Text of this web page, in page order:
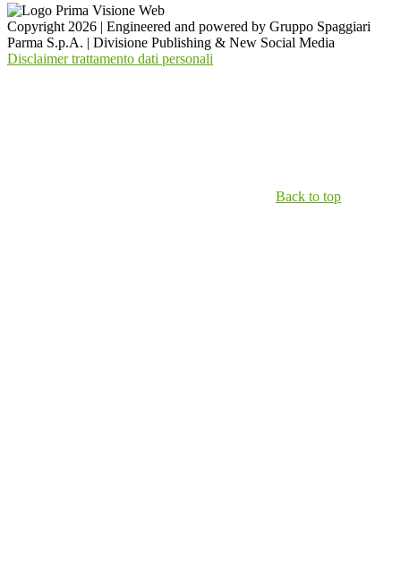
Copyright 2026 | Engineered and powered by Gruppo Spaggiari
Parma S.p.A. | Divisione Publishing & New Social Media
Disclaimer trattamento dati personali
Back to top